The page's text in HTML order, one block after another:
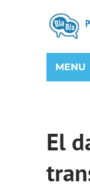
MENU
El